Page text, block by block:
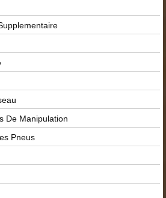
De Manipulation
Pneus